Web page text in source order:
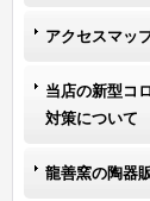
アクセスマッ
当店の新型コ
対策について
龍善窯の陶器